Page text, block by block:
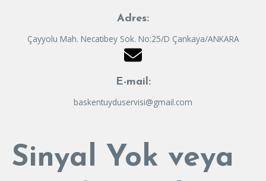
Adres:
Çayyolu Mah. Necatibey Sok. No:25/D Çankaya/ANKARA
E-mail:
baskentuyduservisi@gmail.com
Sinyal Yok veya